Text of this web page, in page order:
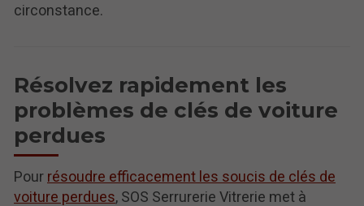
circonstance.
Résolvez rapidement les
problèmes de clés de voiture
perdues
Pour résoudre efficacement les soucis de clés de
voiture perdues, SOS Serrurerie Vitrerie met à